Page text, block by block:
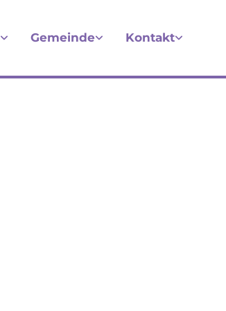
Gemeinde Kontakt